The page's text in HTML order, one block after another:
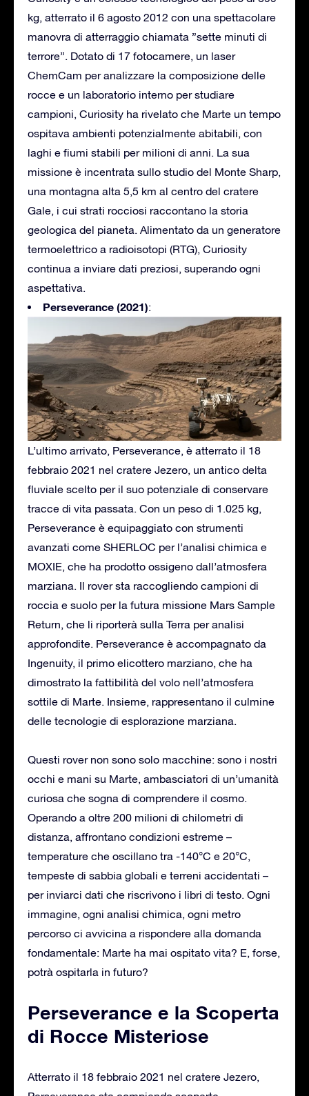
kg, atterrato il 6 agosto 2012 con una spettacolare
manovra di atterraggio chiamata ”sette minuti di
terrore”. Dotato di 17 fotocamere, un laser
ChemCam per analizzare la composizione delle
rocce e un laboratorio interno per studiare
campioni, Curiosity ha rivelato che Marte un tempo
ospitava ambienti potenzialmente abitabili, con
laghi e fiumi stabili per milioni di anni. La sua
missione è incentrata sullo studio del Monte Sharp,
una montagna alta 5,5 km al centro del cratere
Gale, i cui strati rocciosi raccontano la storia
geologica del pianeta. Alimentato da un generatore
termoelettrico a radioisotopi (RTG), Curiosity
continua a inviare dati preziosi, superando ogni
aspettativa.
Perseverance (2021):
L’ultimo arrivato, Perseverance, è atterrato il 18
febbraio 2021 nel cratere Jezero, un antico delta
fluviale scelto per il suo potenziale di conservare
tracce di vita passata. Con un peso di 1.025 kg,
Perseverance è equipaggiato con strumenti
avanzati come SHERLOC per l’analisi chimica e
MOXIE, che ha prodotto ossigeno dall’atmosfera
marziana. Il rover sta raccogliendo campioni di
roccia e suolo per la futura missione Mars Sample
Return, che li riporterà sulla Terra per analisi
approfondite. Perseverance è accompagnato da
Ingenuity, il primo elicottero marziano, che ha
dimostrato la fattibilità del volo nell’atmosfera
sottile di Marte. Insieme, rappresentano il culmine
delle tecnologie di esplorazione marziana.
Questi rover non sono solo macchine: sono i nostri
occhi e mani su Marte, ambasciatori di un’umanità
curiosa che sogna di comprendere il cosmo.
Operando a oltre 200 milioni di chilometri di
distanza, affrontano condizioni estreme –
temperature che oscillano tra -140°C e 20°C,
tempeste di sabbia globali e terreni accidentati –
per inviarci dati che riscrivono i libri di testo. Ogni
immagine, ogni analisi chimica, ogni metro
percorso ci avvicina a rispondere alla domanda
fondamentale: Marte ha mai ospitato vita? E, forse,
potrà ospitarla in futuro?
Perseverance e la Scoperta
di Rocce Misteriose
Atterrato il 18 febbraio 2021 nel cratere Jezero,